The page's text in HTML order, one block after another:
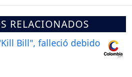
RELACIONADOS